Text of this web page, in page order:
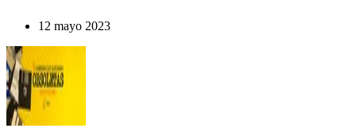
12 mayo 2023